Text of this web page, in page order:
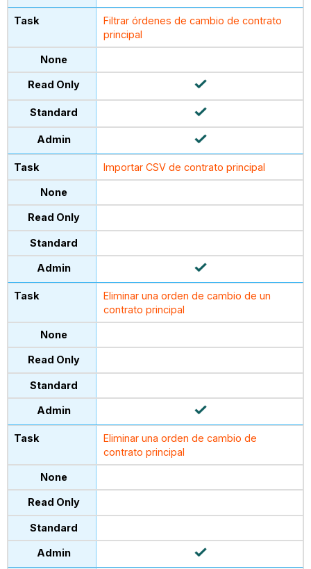
Filtrar órdenes de cambio de contrato
principal
Importar CSV de contrato principal
Eliminar una orden de cambio de un
contrato principal
Eliminar una orden de cambio de
contrato principal